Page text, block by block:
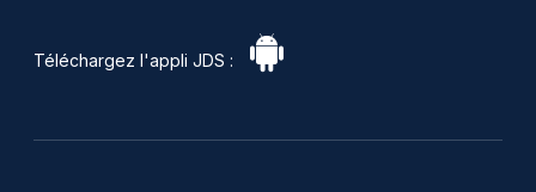
Téléchargez l'appli JDS :